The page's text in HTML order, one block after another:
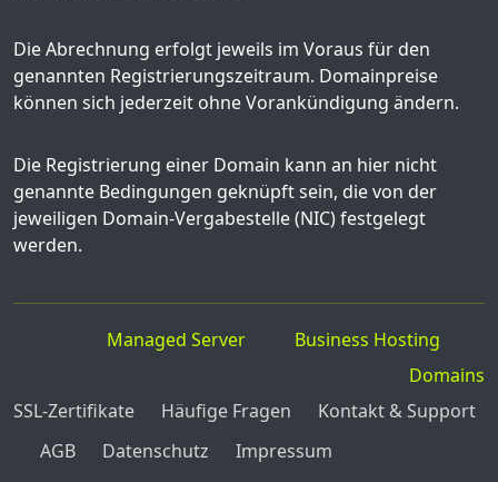
Die Abrechnung erfolgt jeweils im Voraus für den
genannten Registrierungszeitraum. Domainpreise
können sich jederzeit ohne Vorankündigung ändern.
Die Registrierung einer Domain kann an hier nicht
genannte Bedingungen geknüpft sein, die von der
jeweiligen Domain-Vergabestelle (NIC) festgelegt
werden.
Managed Server
Business Hosting
Domains
SSL-Zertifikate
Häufige Fragen
Kontakt & Support
AGB
Datenschutz Impressum